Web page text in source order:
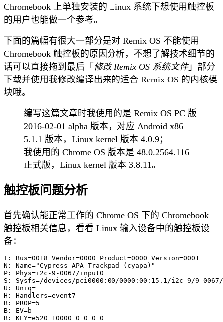
Chromebook 上单独安装的 Linux 系统下想使用触控板
的用户也能做一个参考。
下面的篇幅有很大一部分是对 Remix OS 不能使用
Chromebook 触控板的原因分析，不想了解技术细节的
话可以直接拖到最后「 修改 Remix OS 系统文件」部分
下载并使用我修改编译出来的适合 Remix OS 的内核模
块哦。
编写这篇文章时我使用的是 Remix OS PC 版
2016-02-01 alpha 版本，对应 Android x86
5.1.1 版本，Linux kernel 版本 4.0.9；
我使用的 Chrome OS 版本是 48.0.2564.116
正式版，Linux kernel 版本 3.8.11。
触控板问题分析
首先确认能正常工作的 Chrome OS 下的 Chromebook
触控板相关信息，看看 Linux 输入设备中的触控板设
备：
I: Bus=0018 Vendor=0000 Product=0000 Version=0001
N: Name="Cypress APA Trackpad (cyapa)"
P: Phys=i2c-9-0067/input0
S: Sysfs=/devices/pci0000:00/0000:00:15.1/i2c-9/9-
U: Uniq=
H: Handlers=event7
B: PROP=5
B: EV=b
B: KEY=e520 10000 0 0 0 0